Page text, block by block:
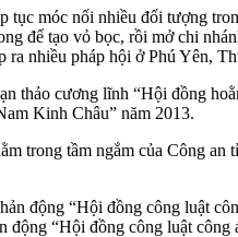
tục móc nối nhiều đối tượng
để tạo vỏ bọc, rồi mở chi
ra nhiều pháp hội ở Phú
thảo cương lĩnh “Hội đồng
Kinh Châu” năm 2013.
trong tầm ngắm của Công
động “Hội đồng công luật công